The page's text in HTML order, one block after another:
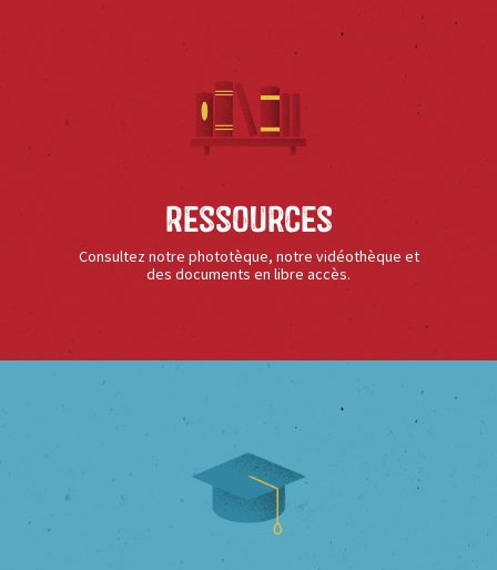
Ressources
Consultez notre phototèque, notre vidéothèque et
des documents en libre accès.